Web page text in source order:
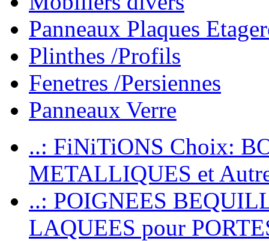
Panneaux Plaques
Plinthes /Profils
Fenetres /Persiennes
Panneaux Verre
..: FiNiTiONS Choix:
METALLIQUES et
..: POIGNEES
LAQUEES pour